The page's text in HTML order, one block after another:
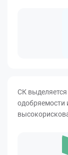
СК
одобряемости